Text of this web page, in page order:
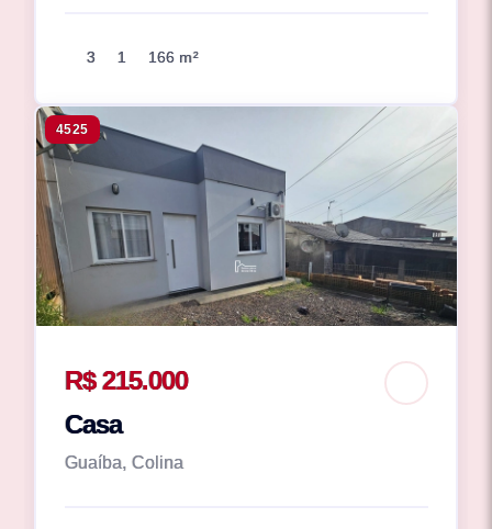
3 1 166 m²
4525
R$ 215.000
Casa
Guaíba, Colina